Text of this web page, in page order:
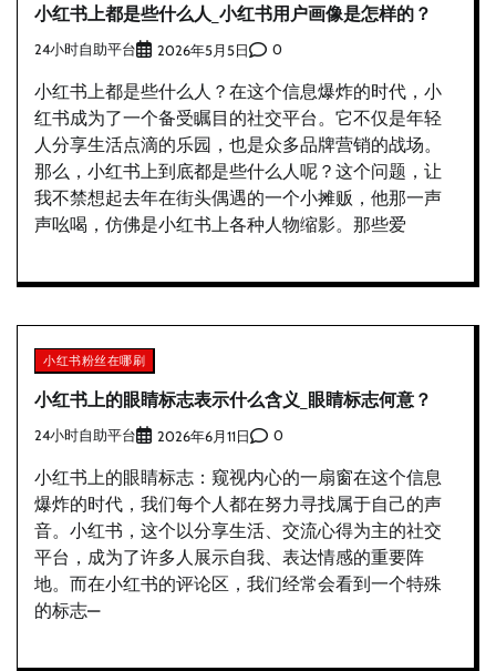
小红书上都是些什么人_小红书用户画像是怎样的？
24小时自助平台 2026年5月5日 0
小红书上都是些什么人？在这个信息爆炸的时代，小
红书成为了一个备受瞩目的社交平台。它不仅是年轻
人分享生活点滴的乐园，也是众多品牌营销的战场。
那么，小红书上到底都是些什么人呢？这个问题，让
我不禁想起去年在街头偶遇的一个小摊贩，他那一声
声吆喝，仿佛是小红书上各种人物缩影。那些爱
小红书粉丝在哪刷
小红书上的眼睛标志表示什么含义_眼睛标志何意？
24小时自助平台 2026年6月11日 0
小红书上的眼睛标志：窥视内心的一扇窗在这个信息
爆炸的时代，我们每个人都在努力寻找属于自己的声
音。小红书，这个以分享生活、交流心得为主的社交
平台，成为了许多人展示自我、表达情感的重要阵
地。而在小红书的评论区，我们经常会看到一个特殊
的标志—